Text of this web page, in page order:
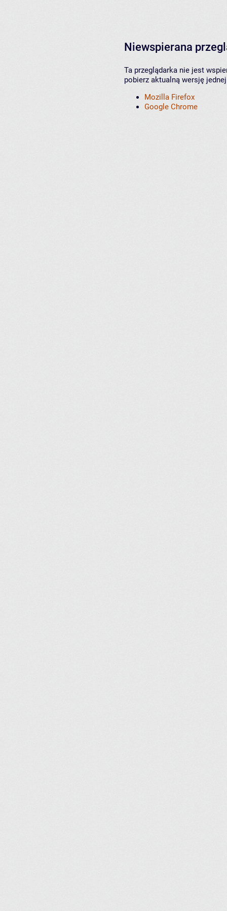
Niewspierana
Ta przeglądarka nie jest
pobierz aktualną wersję
Mozilla Firefox
Google Chrome